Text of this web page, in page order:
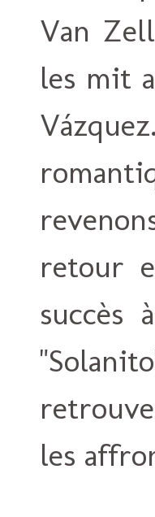
Van
les mit
retour
succès
les